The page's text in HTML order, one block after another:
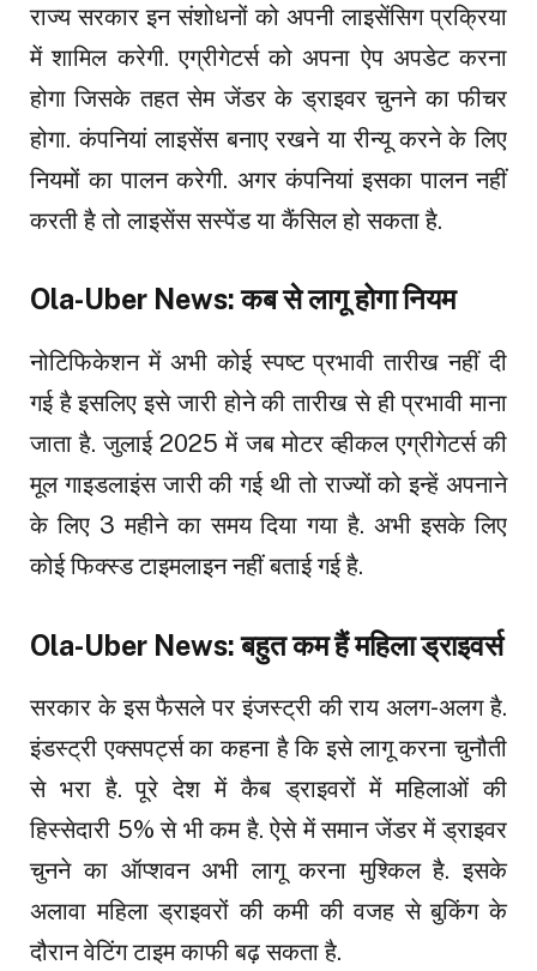
राज्य सरकार इन संशोधनों को अपनी लाइसेंसिग प्रक्रिया
में शामिल करेगी. एग्रीगेटर्स को अपना ऐप अपडेट करना
होगा जिसके तहत सेम जेंडर के ड्राइवर चुनने का फीचर
होगा. कंपनियां लाइसेंस बनाए रखने या रीन्यू करने के लिए
नियमों का पालन करेगी. अगर कंपनियां इसका पालन नहीं
करती है तो लाइसेंस सस्पेंड या कैंसिल हो सकता है.
Ola-Uber News: कब से लागू होगा नियम
नोटिफिकेशन में अभी कोई स्पष्ट प्रभावी तारीख नहीं दी
गई है इसलिए इसे जारी होने की तारीख से ही प्रभावी माना
जाता है. जुलाई 2025 में जब मोटर व्हीकल एग्रीगेटर्स की
मूल गाइडलाइंस जारी की गई थी तो राज्यों को इन्हें अपनाने
के लिए 3 महीने का समय दिया गया है. अभी इसके लिए
कोई फिक्स्ड टाइमलाइन नहीं बताई गई है.
Ola-Uber News: बहुत कम हैं महिला ड्राइवर्स
सरकार के इस फैसले पर इंजस्ट्री की राय अलग-अलग है.
इंडस्ट्री एक्सपर्ट्स का कहना है कि इसे लागू करना चुनौती
से भरा है. पूरे देश में कैब ड्राइवरों में महिलाओं की
हिस्सेदारी 5% से भी कम है. ऐसे में समान जेंडर में ड्राइवर
चुनने का ऑप्शवन अभी लागू करना मुश्किल है. इसके
अलावा महिला ड्राइवरों की कमी की वजह से बुकिंग के
दौरान वेटिंग टाइम काफी बढ़ सकता है.